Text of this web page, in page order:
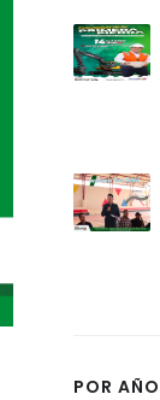
POR AÑO